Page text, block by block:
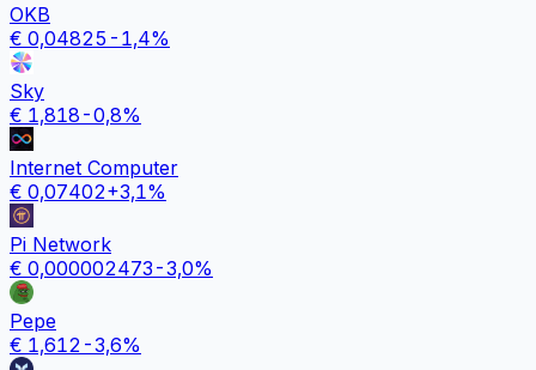
OKB
€ 0,04825 -1,4%
Sky
€ 1,818 -0,8%
Internet Computer
€ 0,07402+3,1%
Pi Network
€ 0,000002473 -3,0%
Pepe
€ 1,612 -3,6%